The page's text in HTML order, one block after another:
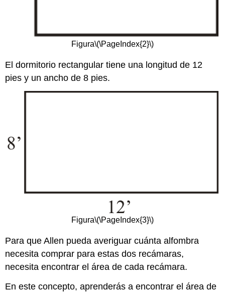
Figura\(\PageIndex{2}\)
El dormitorio rectangular tiene una longitud de 12
pies y un ancho de 8 pies.
Figura\(\PageIndex{3}\)
Para que Allen pueda averiguar cuánta alfombra
necesita comprar para estas dos recámaras,
necesita encontrar el área de cada recámara.
En este concepto, aprenderás a encontrar el área de